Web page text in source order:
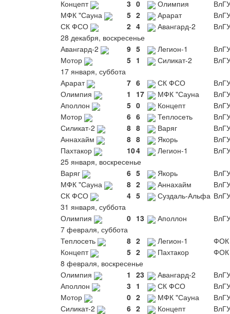
Концепт
3 0 Олимпия
МФК "Сауна
5 2 Арарат
СК ФСО
2 4 Авангард-2
28 декабря, воскресенье
Авангард-2
9 5 Легион-1
Мотор
5 1 Силикат-2
17 января, суббота
Арарат
7 6 СК ФСО
Олимпия
1 17 МФК "Сауна
Аполлон
5 0 Концепт
Мотор
6 6 Теплосеть
Силикат-2
8 8 Варяг
Аннахайм
8 8 Якорь
Пахтакор
104 Легион-1
25 января, воскресенье
Варяг
6 5 Якорь
МФК "Сауна
8 2 Аннахайм
СК ФСО
4 5 Суздаль-Альфа
31 января, суббота
Олимпия
0 13 Аполлон
7 февраля, суббота
Теплосеть
8 2 Легион-1
ФОК
Концепт
5 2 Пахтакор
ФОК
8 февраля, воскресенье
Олимпия
1 23 Авангард-2
Аполлон
3 1 СК ФСО
Мотор
0 2 МФК "Сауна
Силикат-2
6 2 Концепт